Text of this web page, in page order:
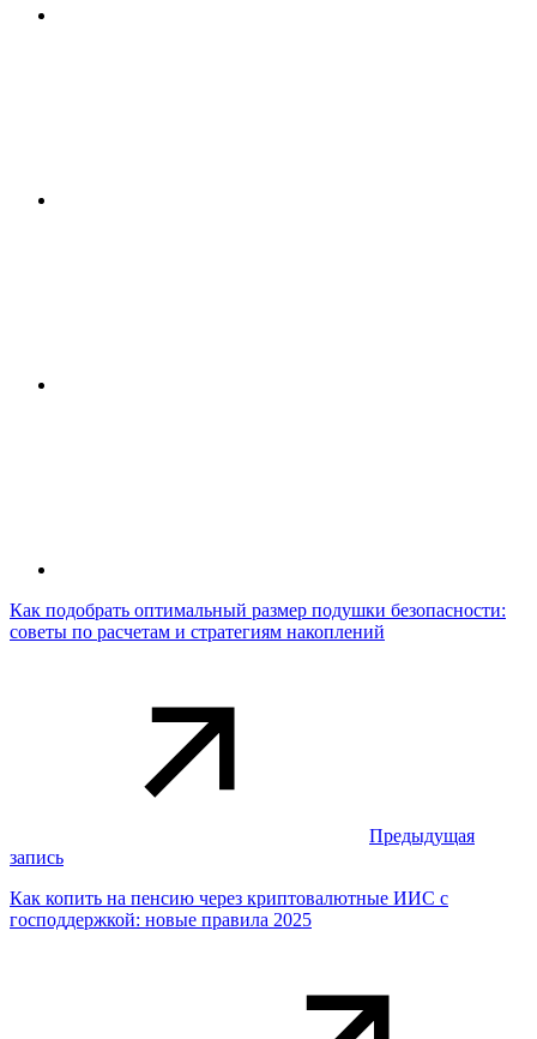
Как подобрать оптимальный размер подушки безопасности:
советы по расчетам и стратегиям накоплений
Предыдущая
запись
Как копить на пенсию через криптовалютные ИИС с
господдержкой: новые правила 2025